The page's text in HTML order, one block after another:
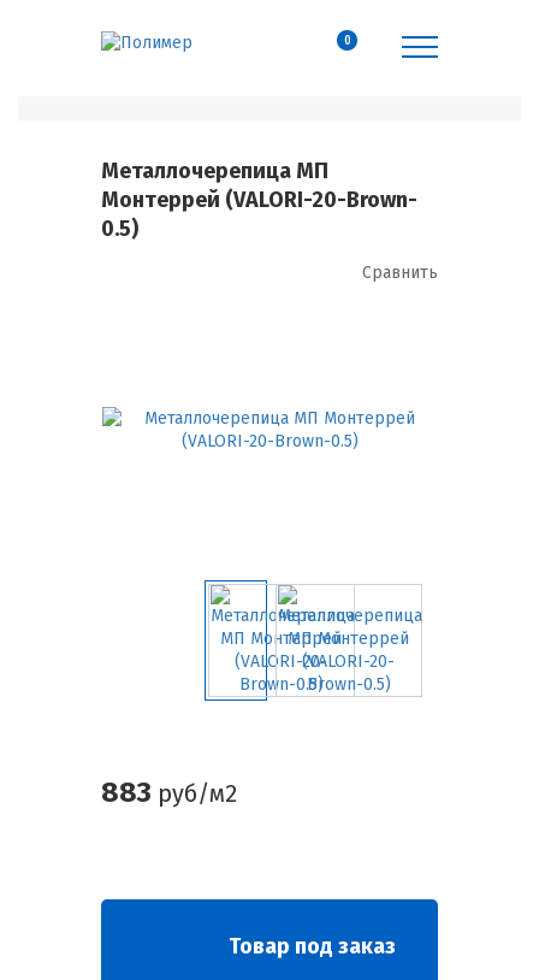
0
Металлочерепица МП
Монтеррей (VALORI-20-Brown-
0.5)
Сравнить
883 руб/м2
Товар под заказ